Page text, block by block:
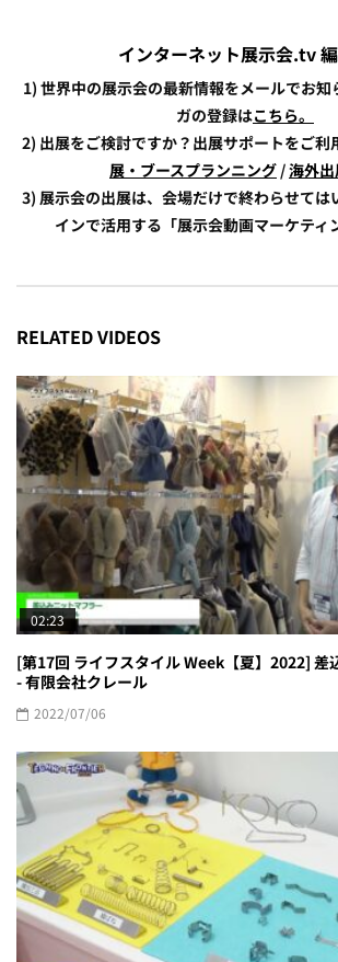
インターネット展示会.tv
1) 世界中の展示会の最新情報をメールでお知
ガの登録はこちら。
2) 出展をご検討ですか？出展サポートをご利
展・ブースプランニング /海外
3) 展示会の出展は、会場だけで終わらせては
インで活用する「展示会動画マーケティ
RELATED VIDEOS
02:23
[第17回 ライフスタイル Week【夏】2022] 差
- 有限会社クレール
2022/07/06